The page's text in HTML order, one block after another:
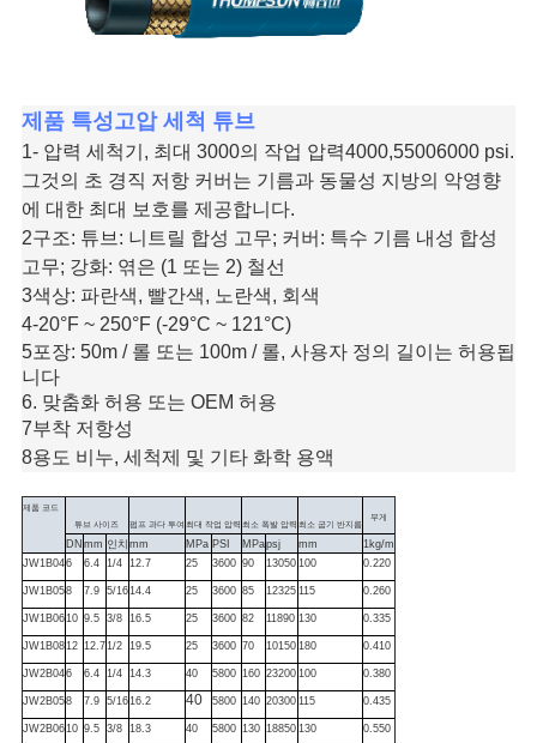
하
다
사
이
트
맵
PRIVACY
POLICY
제품 특성고압 세척 튜브
1- 압력 세척기, 최대 3000의 작업 압력4000,55006000 psi.
그것의 초 경직 저항 커버는 기름과 동물성 지방의 악영향
에 대한 최대 보호를 제공합니다.
2구조: 튜브: 니트릴 합성 고무; 커버: 특수 기름 내성 합성
고무; 강화: 엮은 (1 또는 2) 철선
3색상: 파란색, 빨간색, 노란색, 회색
4-20°F ~ 250°F (-29°C ~ 121°C)
5포장: 50m / 롤 또는 100m / 롤, 사용자 정의 길이는 허용됩
니다
6. 맞춤화 허용 또는 OEM 허용
7부착 저항성
8용도 비누, 세척제 및 기타 화학 용액
제품 코드
튜브 사이즈
펌프 과다 투여 최대 작업 압력 최소 폭발 압력 최소 굽기 반지름
무게
DN mm 인치 mm MPa PSI MPapsj mm
1kg/m
JW1B046 6.4 1/4 12.7 25 3600 90 13050 100 0.220
JW1B058 7.9 5/1614.4 25 3600 85 12325 115 0.260
JW1B0610 9.5 3/8 16.5 25 3600 82 11890 130 0.335
JW1B0812 12.71/2 19.5 25 3600 70 10150 180 0.410
JW2B046 6.4 1/4 14.3 40 5800 160 23200 100 0.380
JW2B058 7.9 5/1616.2 40 5800 140 20300 115 0.435
JW2B0610 9.5 3/8 18.3 40 5800 130 18850 130 0.550